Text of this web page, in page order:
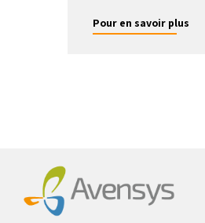
Pour en savoir plus